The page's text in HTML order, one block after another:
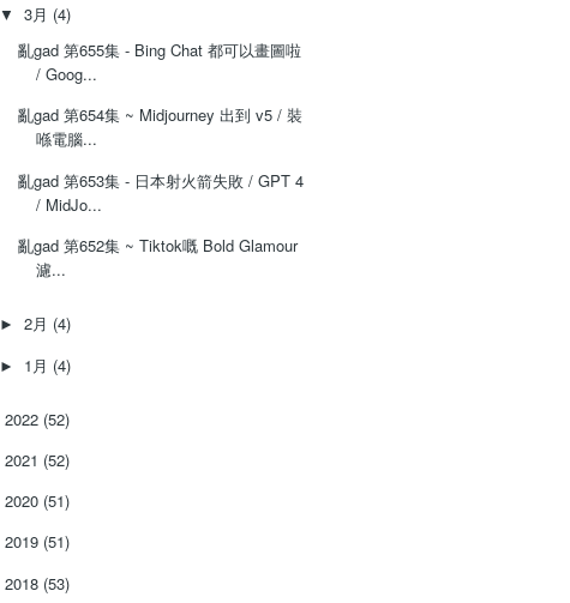
▼ 3月 (4)
亂‌‌‌gad‌‌‌ ‌‌‌‌‌第‌‌‌655集 - Bing Chat 都可以畫圖啦
/ Goog...
亂‌‌‌gad‌‌‌ ‌‌‌‌‌第‌‌‌654集 ~ Midjourney 出到 v5 / 裝
喺電腦...
亂‌‌‌gad‌‌‌ ‌‌‌‌‌第‌‌‌653集 - 日本射火箭失敗 / GPT 4
/ MidJo...
亂‌‌‌gad‌‌‌ ‌‌‌‌‌第‌‌‌652集 ~ Tiktok嘅 Bold Glamour
濾...
► 2月 (4)
► 1月 (4)
2022 (52)
2021 (52)
2020 (51)
2019 (51)
2018 (53)